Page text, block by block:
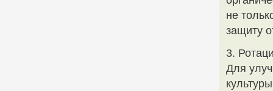
не
защиту
3.
Для